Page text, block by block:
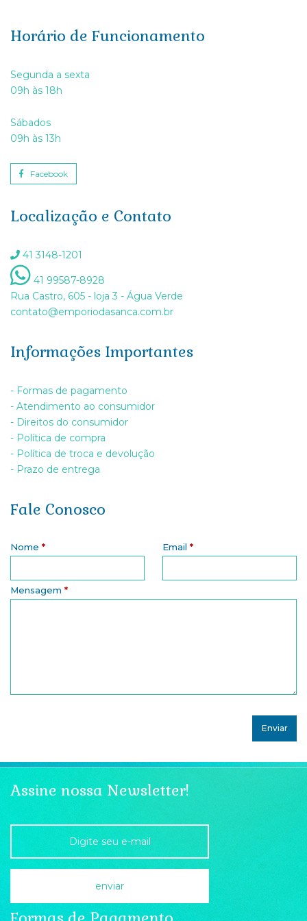
Horário de Funcionamento
Segunda a sexta
09h às 18h
Sábados
09h às 13h
Facebook
Localização e Contato
41 3148-1201
41 99587-8928
Rua Castro, 605 - loja 3 - Água Verde
contato@emporiodasanca.com.br
Informações Importantes
- Formas de pagamento
- Atendimento ao consumidor
- Direitos do consumidor
- Política de compra
- Política de troca e devolução
- Prazo de entrega
Fale Conosco
Nome * Email *
Mensagem *
Assine nossa Newsletter!